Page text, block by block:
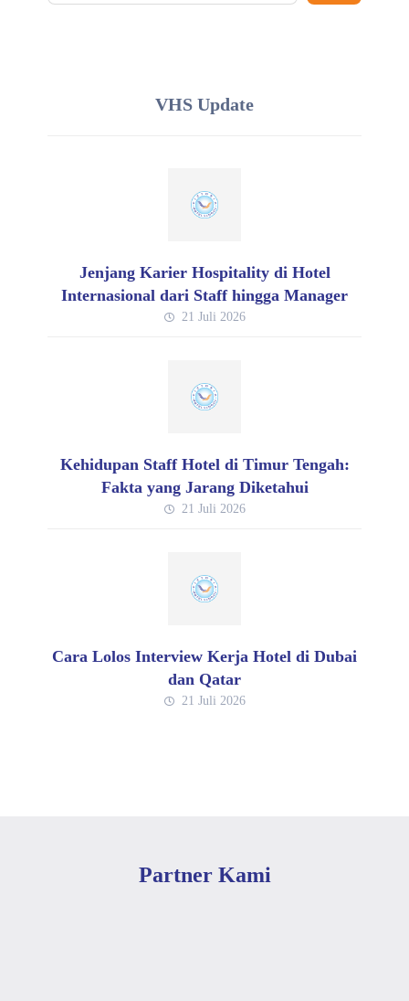
VHS Update
Jenjang Karier Hospitality di Hotel
Internasional dari Staff hingga Manager
21 Juli 2026
Kehidupan Staff Hotel di Timur Tengah:
Fakta yang Jarang Diketahui
21 Juli 2026
Cara Lolos Interview Kerja Hotel di Dubai
dan Qatar
21 Juli 2026
Partner Kami